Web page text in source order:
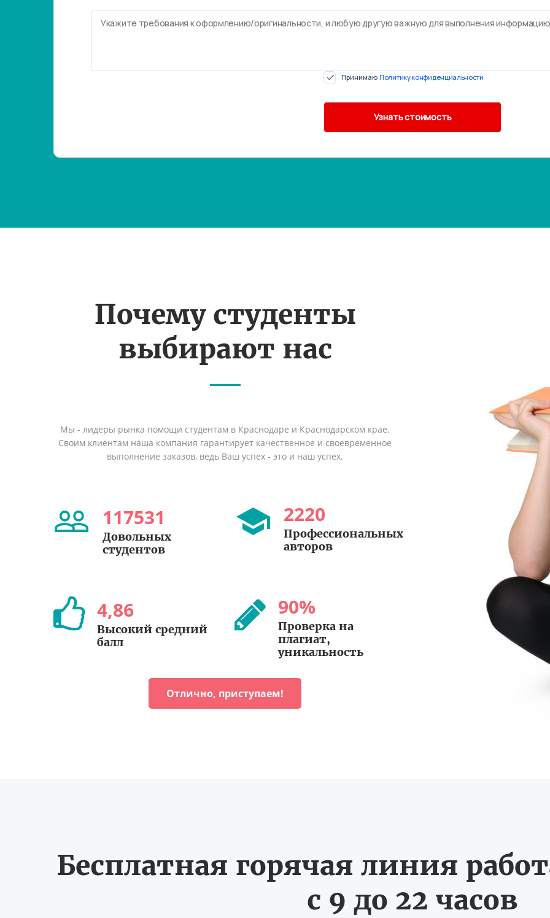
Принимаю Политику конфиденциальности
Почему студенты
выбирают нас
Мы - лидеры рынка помощи студентам в Краснодаре и Краснодарском крае.
Своим клиентам наша компания гарантирует качественное и своевременное
выполнение заказов, ведь Ваш успех - это и наш успех.
117531
Довольных
студентов
2220
Профессиональных
авторов
4,86
Высокий средний
балл
90%
Проверка на
плагиат,
уникальность
Отлично, приступаем!
Бесплатная горячая линия
с 9 до 22 часов